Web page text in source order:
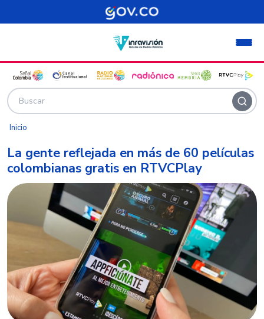
Pasar al contenido principal
Inicio
La gente reflejada en más de 60 películas
colombianas gratis en RTVCPlay